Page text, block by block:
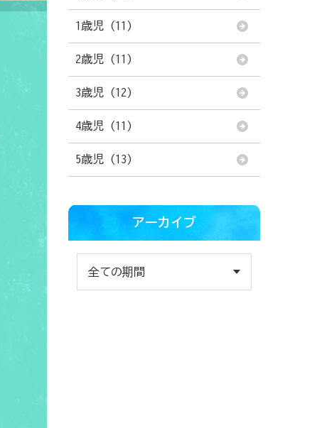
1歳児 (11)
2歳児 (11)
3歳児 (12)
4歳児 (11)
5歳児 (13)
アーカイブ